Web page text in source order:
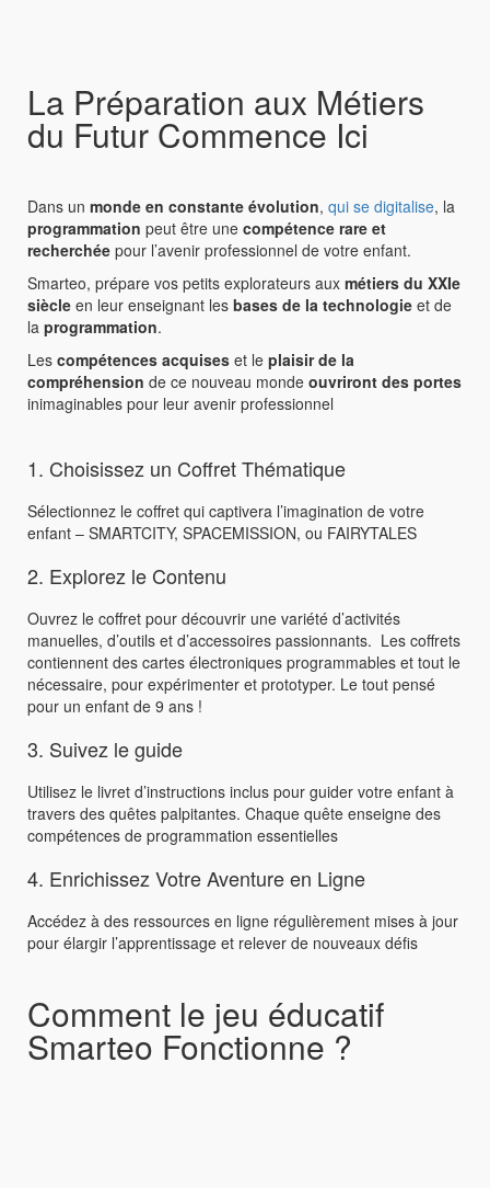
La Préparation aux Métiers
du Futur Commence Ici
Dans un monde en constante évolution, qui se digitalise, la
programmation peut être une compétence rare et
recherchée pour l’avenir professionnel de votre enfant.
Smarteo, prépare vos petits explorateurs aux métiers du XXIe
siècle en leur enseignant les bases de la technologie et de
la programmation.
Les compétences acquises et le plaisir de la
compréhension de ce nouveau monde ouvriront des portes
inimaginables pour leur avenir professionnel
1. Choisissez un Coffret Thématique
Sélectionnez le coffret qui captivera l’imagination de votre
enfant – SMARTCITY, SPACEMISSION, ou FAIRYTALES
2. Explorez le Contenu
Ouvrez le coffret pour découvrir une variété d’activités
manuelles, d’outils et d’accessoires passionnants. Les coffrets
contiennent des cartes électroniques programmables et tout le
nécessaire, pour expérimenter et prototyper. Le tout pensé
pour un enfant de 9 ans !
3. Suivez le guide
Utilisez le livret d’instructions inclus pour guider votre enfant à
travers des quêtes palpitantes. Chaque quête enseigne des
compétences de programmation essentielles
4. Enrichissez Votre Aventure en Ligne
Accédez à des ressources en ligne régulièrement mises à jour
pour élargir l’apprentissage et relever de nouveaux défis
Comment le jeu éducatif
Smarteo Fonctionne ?